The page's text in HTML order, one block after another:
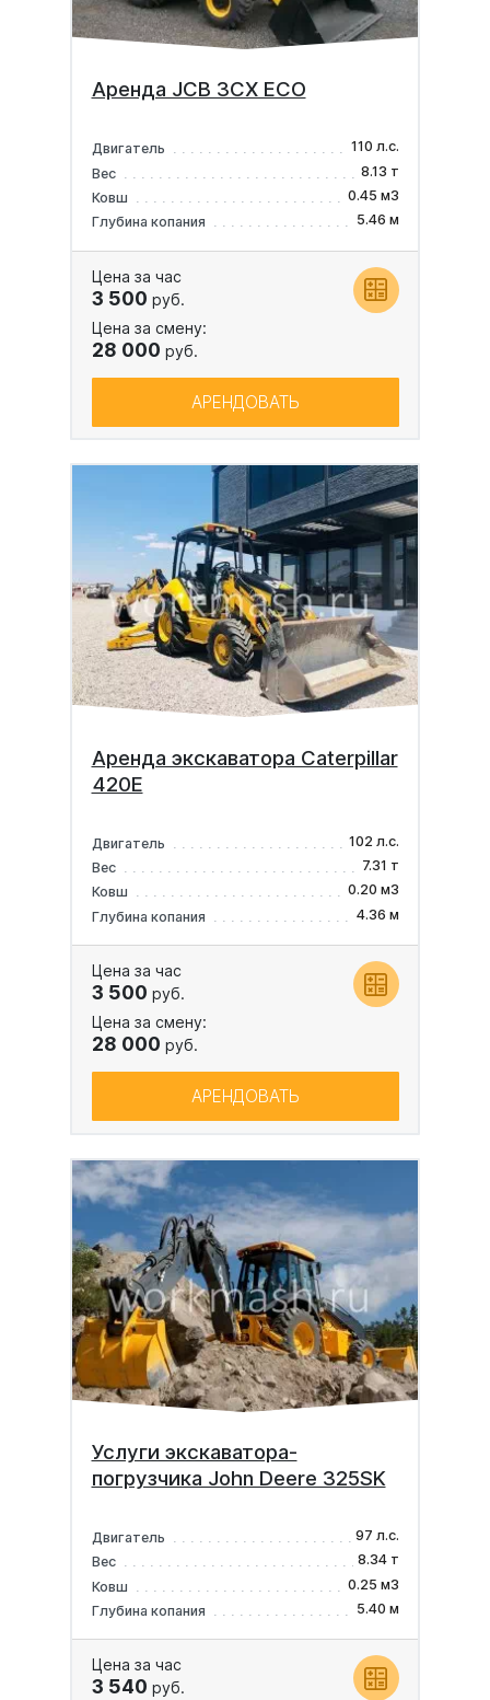
Аренда JCB 3CX ECO
Двигатель
110 л.с.
Вес
8.13 т
Ковш
0.45 м3
Глубина копания
5.46 м
Цена за час
3 500 руб.
Цена за смену:
28 000 руб.
АРЕНДОВАТЬ
Аренда экскаватора Caterpillar
420E
Двигатель
102 л.с.
Вес
7.31 т
Ковш
0.20 м3
Глубина копания
4.36 м
Цена за час
3 500 руб.
Цена за смену:
28 000 руб.
АРЕНДОВАТЬ
Услуги экскаватора-
погрузчика John Deere 325SK
Двигатель
97 л.с.
Вес
8.34 т
Ковш
0.25 м3
Глубина копания
5.40 м
Цена за час
3 540 руб.